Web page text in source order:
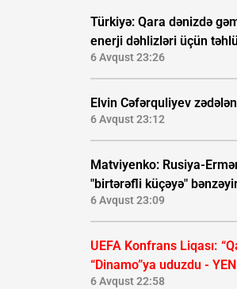
Türkiyə: Qara dənizdə
enerji dəhlizləri üçün
6 Avqust 23:26
Elvin Cəfərquliyev
6 Avqust 23:12
Matviyenko: Rusiya-
"birtərəfli küçəyə"
6 Avqust 23:09
UEFA Konfrans Liqası:
“Dinamo”ya uduzdu -
6 Avqust 22:58